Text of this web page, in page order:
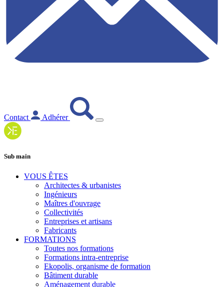
Contact Adhérer
Sub main
VOUS ÊTES
Architectes & urbanistes
Ingénieurs
Maîtres d'ouvrage
Collectivités
Entreprises et artisans
Fabricants
FORMATIONS
Toutes nos formations
Formations intra-entreprise
Ekopolis, organisme de formation
Bâtiment durable
Aménagement durable